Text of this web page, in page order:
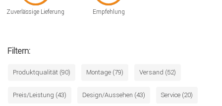
Zuverlässige Lieferung Empfehlung
Filtern:
Produktqualität (90) Montage (79) Versand (52)
Preis/Leistung (43) Design/Aussehen (43) Service (20)